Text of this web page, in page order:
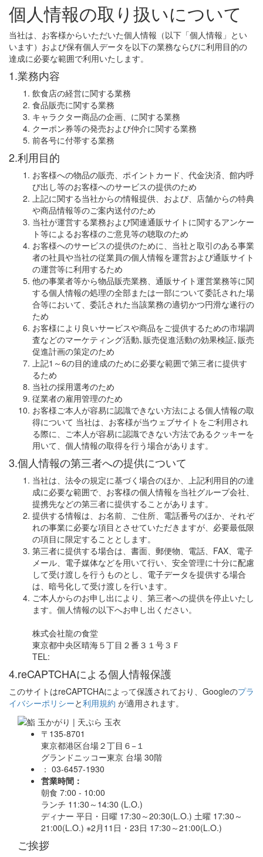
個人情報の取り扱いについて
当社は、お客様からいただいた個人情報（以下「個人情報」とい
います）および保有個人データを以下の業務ならびに利用目的の
達成に必要な範囲で利用いたします。
1.業務内容
飲食店の経営に関する業務
食品販売に関する業務
キャラクター商品の企画、に関する業務
クーポン券等の発売および仲介に関する業務
前各号に付帯する業務
2.利用目的
お客様への物品の販売、ポイントカード、代金決済、館内呼
び出し等のお客様へのサービスの提供のため
上記に関する当社からの情報提供、および、店舗からの特典
や商品情報等のご案内送付のため
当社が運営する業務および関連通販サイトに関するアンケー
ト等によるお客様のご意見等の聴取のため
お客様へのサービスの提供のために、当社と取引のある事業
者の社員や当社の従業員の個人情報を運営および通販サイト
の運営等に利用するため
他の事業者等から物品販売業務、通販サイト運営業務等に関
する個人情報の処理の全部または一部について委託された場
合等において、委託された当該業務の適切かつ円滑な遂行の
ため
お客様により良いサービスや商品をご提供するための市場調
査などのマーケティング活動､販売促進活動の効果検証､販売
促進計画の策定のため
上記1～6の目的達成のために必要な範囲で第三者に提供す
るため
当社の採用選考のため
従業者の雇用管理のため
お客様ご本人が容易に認識できない方法による個人情報の取
得について 当社は、お客様が当ウェブサイトをご利用され
る際に、ご本人が容易に認識できない方法であるクッキーを
用いて、個人情報の取得を行う場合があります。
3.個人情報の第三者への提供について
当社は、法令の規定に基づく場合のほか、上記利用目的の達
成に必要な範囲で、お客様の個人情報を当社グループ会社、
提携先などの第三者に提供することがあります。
提供する情報は、お名前、ご住所、電話番号のほか、それぞ
れの事業に必要な項目とさせていただきますが、必要最低限
の項目に限定することとします。
第三者に提供する場合は、書面、郵便物、電話、FAX、電子
メール、電子媒体などを用いて行い、安全管理に十分に配慮
して受け渡しを行うものとし、電子データを提供する場合
は、暗号化して受け渡しを行います。
ご本人からのお申し出により、第三者への提供を停止いたし
ます。個人情報の以下へお申し出ください。
株式会社龍の食堂
東京都中央区晴海５丁目２番３１号３Ｆ
TEL:
4.reCAPTCHAによる個人情報保護
このサイトはreCAPTCHAによって保護されており、Googleのプラ
イバシーポリシーと利用規約 が適用されます。
〒135-8701
東京都港区台場２丁目６−１
グランドニッコー東京 台場 30階
： 03-6457-1930
営業時間：
朝食 7:00 - 10:00
ランチ 11:30～14:30 (L.O.)
ディナー 平日・日曜 17:30～20:30(L.O.) 土曜 17:30～
21:00(L.O.) ※2月11日・23日 17:30～21:00(L.O.)
ご挨拶